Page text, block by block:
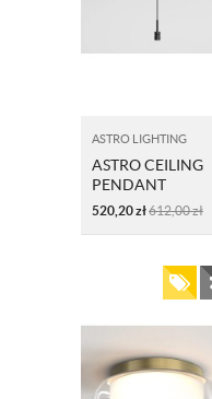
ASTRO LIGHTING
ASTRO CEILING
PENDANT
1184020 CZARNY
520,20zł612,00zł